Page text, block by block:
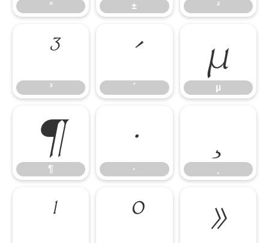
° ± ²
³
³
´
´
µ
µ
¶
¶
·
·
¸
¹ º »